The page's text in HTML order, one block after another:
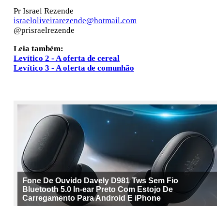
Pr Israel Rezende
israeloliveirarezende@hotmail.com
@prisraelrezende
Leia também:
Levítico 2 - A oferta de cereal
Levítico 3 - A oferta de comunhão